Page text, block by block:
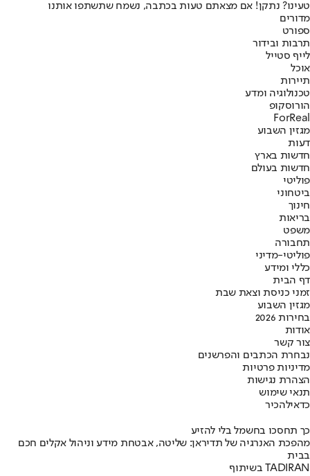
טעינו? נתקן! אם מצאתם טעות בכתבה, נשמח שתשתפו אותנו
מדורים
ספורט
תרבות ובידור
לייף סטייל
אוכל
תיירות
טכנולוגיה ומדע
הורוסקופ
ForReal
מגזין השבוע
דעות
חדשות בארץ
חדשות בעולם
פוליטי
ביטחוני
חינוך
בריאות
משפט
תחבורה
פוליטי-מדיני
כללי ומידע
דף הבית
זמני כניסת וצאת שבת
מגזין השבוע
בחירות 2026
אודות
צור קשר
נבחרת הכתבים והפרשנים
מדיניות פרטיות
הצהרת נגישות
תנאי שימוש
כדאילהכיר
כך תחסכו בחשמל בלי להזיע
מהפכת האנרגיה של תדיראן: שליטה, אבטחת מידע וניהול אקלים חכם
בבית
בשיתוף TADIRAN